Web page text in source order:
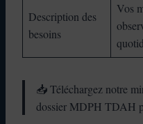
Description des
besoins
Vos
📥 Téléchargez notre
dossier MDPH TDAH